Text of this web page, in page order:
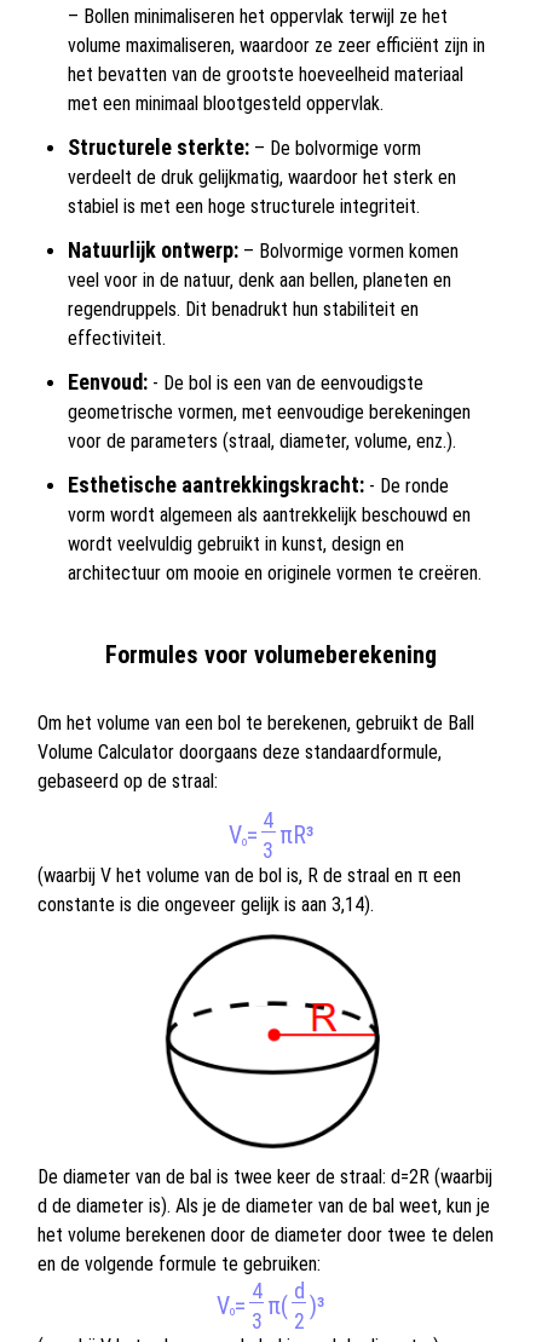
– Bollen minimaliseren het oppervlak terwijl ze het
volume maximaliseren, waardoor ze zeer efficiënt zijn in
het bevatten van de grootste hoeveelheid materiaal
met een minimaal blootgesteld oppervlak.
Structurele sterkte: – De bolvormige vorm
verdeelt de druk gelijkmatig, waardoor het sterk en
stabiel is met een hoge structurele integriteit.
Natuurlijk ontwerp: – Bolvormige vormen komen
veel voor in de natuur, denk aan bellen, planeten en
regendruppels. Dit benadrukt hun stabiliteit en
effectiviteit.
Eenvoud: - De bol is een van de eenvoudigste
geometrische vormen, met eenvoudige berekeningen
voor de parameters (straal, diameter, volume, enz.).
Esthetische aantrekkingskracht: - De ronde
vorm wordt algemeen als aantrekkelijk beschouwd en
wordt veelvuldig gebruikt in kunst, design en
architectuur om mooie en originele vormen te creëren.
Formules voor volumeberekening
Om het volume van een bol te berekenen, gebruikt de Ball
Volume Calculator doorgaans deze standaardformule,
gebaseerd op de straal:
Vo=
4
3
πR³
(waarbij V het volume van de bol is, R de straal en π een
constante is die ongeveer gelijk is aan 3,14).
De diameter van de bal is twee keer de straal: d=2R (waarbij
d de diameter is). Als je de diameter van de bal weet, kun je
het volume berekenen door de diameter door twee te delen
en de volgende formule te gebruiken:
Vo=
4
3
π(
d
2
)³